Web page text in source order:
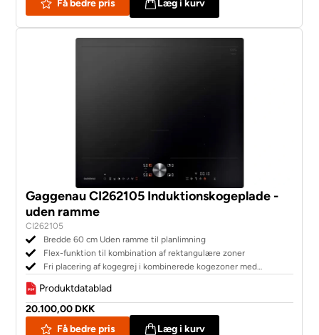
Få bedre pris
Læg i kurv
Gaggenau CI262105 Induktionskogeplade -
uden ramme
CI262105
Bredde 60 cm Uden ramme til planlimning
Flex-funktion til kombination af rektangulære zoner
Fri placering af kogegrej i kombinerede kogezoner med
Produktdatablad
20.100,00 DKK
Få bedre pris
Læg i kurv